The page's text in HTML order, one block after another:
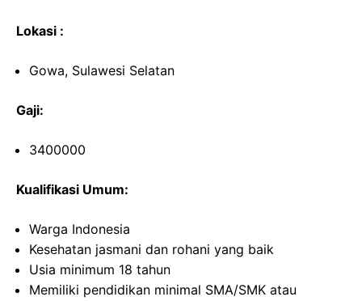
Lokasi :
Gowa, Sulawesi Selatan
Gaji:
3400000
Kualifikasi Umum:
Warga Indonesia
Kesehatan jasmani dan rohani yang baik
Usia minimum 18 tahun
Memiliki pendidikan minimal SMA/SMK atau